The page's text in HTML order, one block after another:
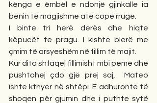
kënga e ëmbël e ndonjë gjinkalle ia
bënin të magjishme atë copë rrugë.
I binte tri herë derës dhe hiqte
këpucët te pragu. I kishte blerë me
çmim të arsyeshëm në fillim të majit.
Kur dita shfaqej fillimisht mbi pemë dhe
pushtohej çdo gjë prej saj,  Mateo
ishte kthyer në shtëpi. E adhuronte të
shoqen për gjumin dhe i puthte sytë